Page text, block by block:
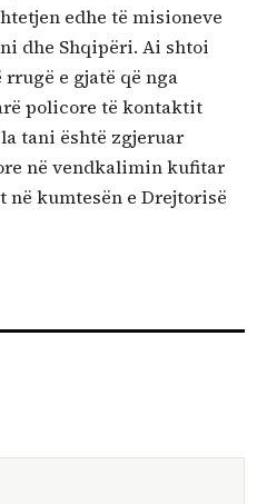
edhe të misioneve
dhe Shqipëri. Ai shtoi
e gjatë që nga
policore të kontaktit
tani është zgjeruar
në vendkalimin kufitar
në kumtesën e Drejtorisë